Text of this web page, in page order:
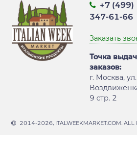
+7 (499)
347-61-66
Заказать
Точка
заказов:
г. Москва, ул.
9 стр. 2
2014-2026, ITALWEEKMARKET.COM. ALL